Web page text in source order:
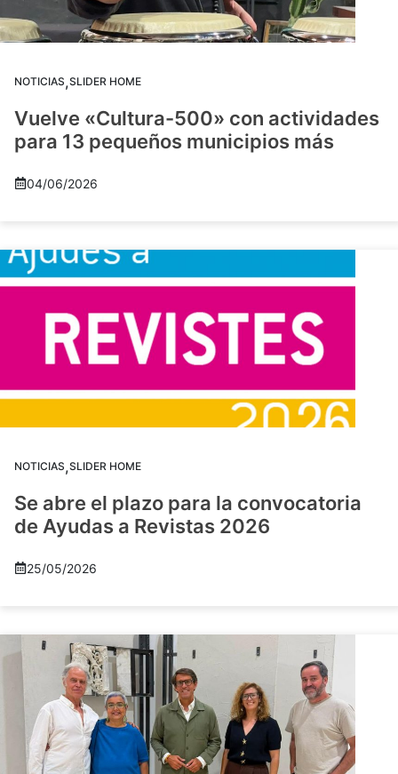
NOTICIAS,SLIDER HOME
Vuelve «Cultura-500» con actividades
para 13 pequeños municipios más
04/06/2026
NOTICIAS,SLIDER HOME
Se abre el plazo para la convocatoria
de Ayudas a Revistas 2026
25/05/2026